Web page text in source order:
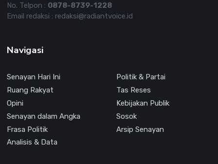
No. Telpon : 0878-8739-1228
Email redaksi : redaksi@radiantvoice.id
Navigasi
Senayan Hari Ini
Politik & Partai
Ruang Rakyat
Tas Reses
Opini
Kebijakan Publik
Senayan dalam Angka
Sosok
Frasa Politik
Arsip Senayan
Analisis & Data